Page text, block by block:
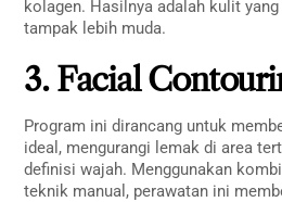
kolagen. Hasilnya adalah kulit
tampak lebih muda.
3. Facial
Program ini dirancang untuk
ideal, mengurangi lemak di area
definisi wajah. Menggunakan
teknik manual, perawatan ini